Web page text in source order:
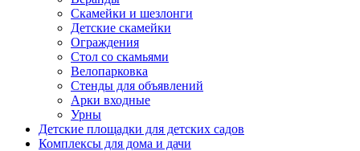
Скамейки и шезлонги
Детские скамейки
Ограждения
Стол со скамьями
Велопарковка
Стенды для объявлений
Арки входные
Урны
Детские площадки для детских садов
Комплексы для дома и дачи